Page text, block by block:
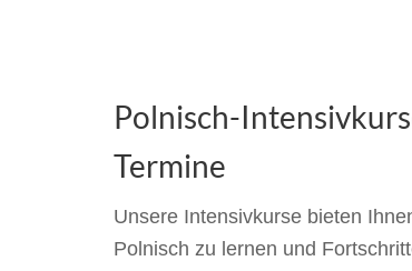
Polnisch-
Termine
Unsere Intensivkurse bieten
Polnisch zu lernen und